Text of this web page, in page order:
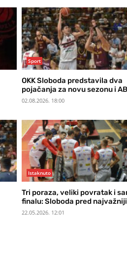
Sport
OKK Sloboda predstavila dva
pojačanja za novu sezonu i
02.08.2026. 18:00
Istaknuto
Tri poraza, veliki povratak i
finalu: Sloboda pred
22.05.2026. 12:01